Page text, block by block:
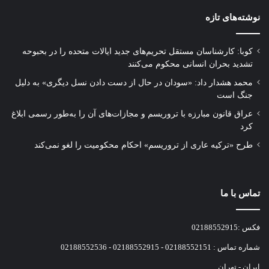
نوشته‌های تازه
کوبا: کارشناسان مستقل تحریم‌های جدید ایالات متحده را در بحبوحه
تشدید بحران انسانی محکوم می‌کنند
محمد هشدار داد: «سودان در حال از دست دادن نسل دیگری» به دلیل
جنگ است
عراق قانون مبارزه با تروریسم و مجازات‌های آن را به‌طور رسمی ابلاغ
کرد
طرح «ترکیه عاری از تروریسم» احکام محکومیت را لغو نمی‌کند
تماس با ما
فکس :02188552915
شماره تماس : 02188552151 - 02188552915 - 02188552536
ایران - تهران